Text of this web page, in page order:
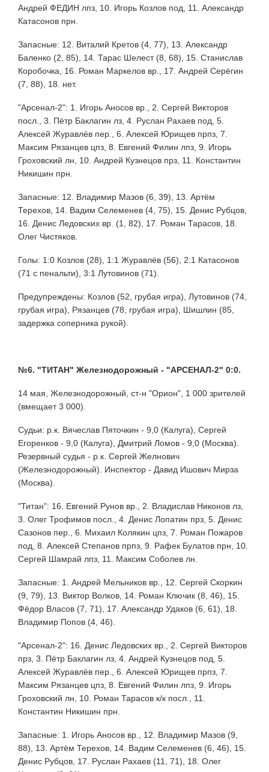
Андрей ФЕДИН лпз, 10. Игорь Козлов под, 11. Александр
Катасонов прн.
Запасные: 12. Виталий Кретов (4, 77), 13. Александр
Баленко (2, 85), 14. Тарас Шелест (8, 68), 15. Станислав
Коробочка, 16. Роман Маркелов вр., 17. Андрей Серёгин
(7, 88), 18. нет.
"Арсенал-2": 1. Игорь Аносов вр., 2. Сергей Викторов
посл., 3. Пётр Баклагин лз, 4. Руслан Рахаев под, 5.
Алексей Журавлёв пер., 6. Алексей Юрищев прпз, 7.
Максим Рязанцев цпз, 8. Евгений Филин лпз, 9. Игорь
Гроховский лн, 10. Андрей Кузнецов прз, 11. Константин
Никишин прн.
Запасные: 12. Владимир Мазов (6, 39), 13. Артём
Терехов, 14. Вадим Селеменев (4, 75), 15. Денис Рубцов,
16. Денис Ледовских вр. (1, 82), 17. Роман Тарасов, 18.
Олег Чистяков.
Голы: 1:0 Козлов (28), 1:1 Журавлёв (56), 2:1 Катасонов
(71 с пенальти), 3:1 Лутовинов (71).
Предупреждены: Козлов (52, грубая игра), Лутовинов (74,
грубая игра), Рязанцев (78, грубая игра), Шишлин (85,
задержка соперника рукой).
№6. "ТИТАН" Железнодорожный - "АРСЕНАЛ-2" 0:0.
14 мая, Железнодорожный, ст-н "Орион", 1 000 зрителей
(вмещает 3 000).
Судьи: р.к. Вячеслав Пяточкин - 9,0 (Калуга), Сергей
Егоренков - 9,0 (Калуга), Дмитрий Ломов - 9,0 (Москва).
Резервный судья - р.к. Сергей Желнович
(Железнодорожный). Инспектор - Давид Ишович Мирза
(Москва).
"Титан": 16. Евгений Рунов вр., 2. Владислав Никонов лз,
3. Олег Трофимов посл., 4. Денис Лопатин прз, 5. Денис
Сазонов пер., 6. Михаил Колякин цпз, 7. Роман Пожаров
под, 8. Алексей Степанов прпз, 9. Рафек Булатов прн, 10.
Сергей Шамрай лпз, 11. Максим Соболев лн.
Запасные: 1. Андрей Мельников вр., 12. Сергей Скоркин
(9, 79), 13. Виктор Волков, 14. Роман Ключик (8, 46), 15.
Фёдор Власов (7, 71), 17. Александр Удаков (6, 61), 18.
Владимир Попов (4, 46).
"Арсенал-2": 16. Денис Ледовских вр., 2. Сергей Викторов
прз, 3. Пётр Баклагин лз, 4. Андрей Кузнецов под, 5.
Алексей Журавлёв пер., 6. Алексей Юрищев прпз, 7.
Максим Рязанцев цпз, 8. Евгений Филин лпз, 9. Игорь
Гроховский лн, 10. Роман Тарасов к/к посл., 11.
Константин Никишин прн.
Запасные: 1. Игорь Аносов вр., 12. Владимир Мазов (9,
88), 13. Артём Терехов, 14. Вадим Селеменев (6, 46), 15.
Денис Рубцов, 17. Руслан Рахаев (11, 71), 18. Олег